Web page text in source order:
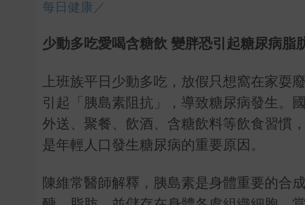
每日健康／
少動多吃愛喝含糖飲 變胖恐引起糖尿病脂
上班族平日少動多吃，放假只想窩在家耍
引起「胰島素阻抗」，導致糖尿病發生。
外送、聚餐、飲酒、含糖飲料等飲食習慣
是年輕人口發生糖尿病的重要原因。
陳維常醫師解釋，胰島素是身體重要的合